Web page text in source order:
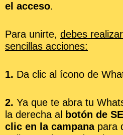
el acceso.
Para unirte, debes
sencillas acciones:
1. Da clic al ícono de
2. Ya que te abra tu
la derecha al
botón de
clic en la campanapara